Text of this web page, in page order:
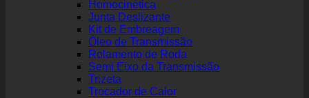
Homocinética
Junta Deslizante
Kit de Embreagem
Óleo de Transmissão
Rolamento de Roda
Semi Eixo da Transmissão
Trizeta
Trocador de Calor